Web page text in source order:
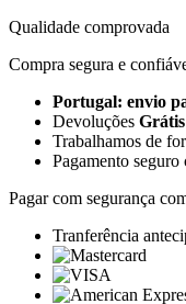
Qualidade comprovada
Compra segura e
Portugal: envio
Devoluções Grátis
Trabalhamos de
Pagamento
Pagar com segurança
Tranferência